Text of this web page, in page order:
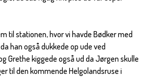
til stationen, hvor vi havde Bødker med
han også dukkede op ude ved
Grethe kiggede også ud da Jørgen skulle
til den kommende Helgolandsruse i